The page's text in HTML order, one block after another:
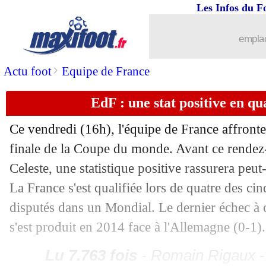
Actu foot> Equipe de France
Les Infos du
EdF : une stat positive en
Ce vendredi (16h), l'équipe de France
finale de la Coupe du monde. Avant ce
Celeste, une statistique positive rassurera
La France s'est qualifiée lors de quatre des
disputés dans un Mondial. Le dernier échec à
s'est produit en 2014 face à l'Allemagne (0-1).
: Cavani est annoncé forfait
06/07 EdF: ce qu'a dit Deschamps aux
06/07 Suède: le sacre, Zlatan continue d'y
: avant l'Uruguay, Correa
06/07 CdM: Uruguay-France, les compos
06/07 EdF: Tolisso titulaire, ça se confirme
06/07 EdF: la déclaration d'amour de